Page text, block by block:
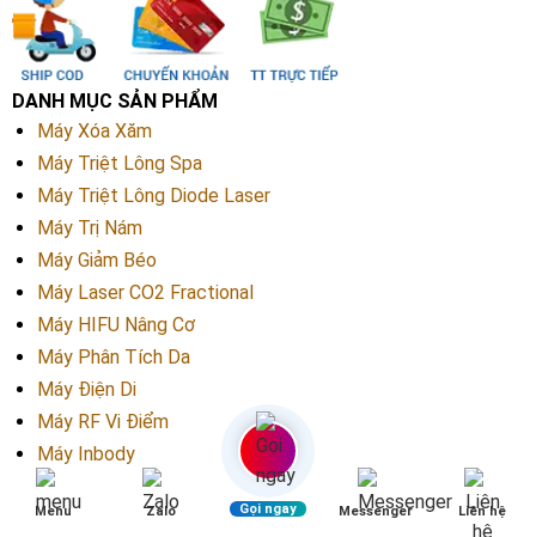
DANH MỤC SẢN PHẨM
Máy Xóa Xăm
Máy Triệt Lông Spa
Máy Triệt Lông Diode Laser
Máy Trị Nám
Máy Giảm Béo
Máy Laser CO2 Fractional
Máy HIFU Nâng Cơ
Máy Phân Tích Da
Máy Điện Di
Máy RF Vi Điểm
Máy Inbody
Menu Zalo Gọi ngay Messenger Liên hệ